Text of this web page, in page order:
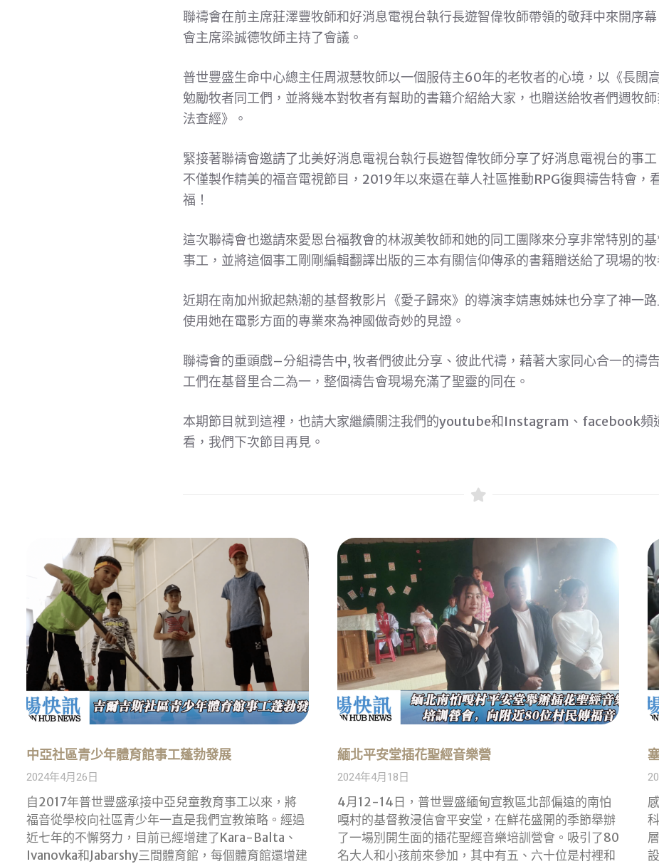
聯禱會在前主席莊澤豐牧師和好消息電視台執行長遊智偉牧師帶領的敬拜中來開序
會主席梁誠德牧師主持了會議。
普世豐盛生命中心總主任周淑慧牧師以一個服侍主60年的老牧者的心境，以《長闊
勉勵牧者同工們，並將幾本對牧者有幫助的書籍介紹給大家，也贈送給牧者們週牧
法查經》。
緊接著聯禱會邀請了北美好消息電視台執行長遊智偉牧師分享了好消息電視台的事
不僅製作精美的福音電視節目，2019年以來還在華人社區推動RPG復興禱告特會，
福！
這次聯禱會也邀請來愛恩台福教會的林淑美牧師和她的同工團隊來分享非常特別的
事工，並將這個事工剛剛編輯翻譯出版的三本有關信仰傳承的書籍贈送給了現場的牧
近期在南加州掀起熱潮的基督教影片《愛子歸來》的導演李婧惠姊妹也分享了神一路
使用她在電影方面的專業來為神國做奇妙的見證。
聯禱會的重頭戲–分組禱告中, 牧者們彼此分享、彼此代禱，藉著大家同心合一的禱
工們在基督里合二為一，整個禱告會現場充滿了聖靈的同在。
本期節目就到這裡，也請大家繼續關注我們的youtube和Instagram、facebook頻
看，我們下次節目再見。
中亞社區青少年體育館事工蓬勃發展
2024年4月26日
自2017年普世豐盛承接中亞兒童教育事工以來，將
福音從學校向社區青少年一直是我們宣教策略。經過
近七年的不懈努力，目前已經增建了Kara-Balta、
Ivanovka和Jabarshy三間體育館，每個體育館還增建
緬北平安堂插花聖經音樂營
2024年4月18日
4月12-14日，普世豐盛緬甸宣教區北部偏遠的南怕
嘎村的基督教浸信會平安堂，在鮮花盛開的季節舉辦
了一場別開生面的插花聖經音樂培訓營會。吸引了80
名大人和小孩前來參加，其中有五、六十位是村裡和